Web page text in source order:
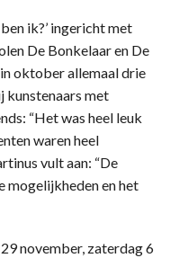
ik?’ ingericht met
De Bonkelaar en De
oktober allemaal drie
kunstenaars met
“Het was heel leuk
waren heel
vult aan: “De
mogelijkheden en het
november, zaterdag 6